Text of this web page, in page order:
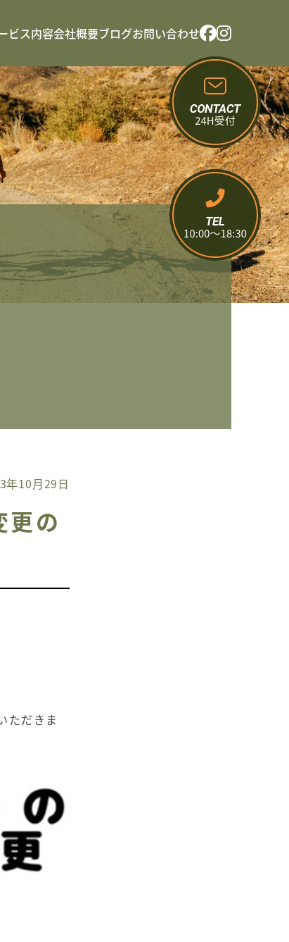
ビス内容会社概要ブログお問い合わせ
年10月29日
の
ただきま